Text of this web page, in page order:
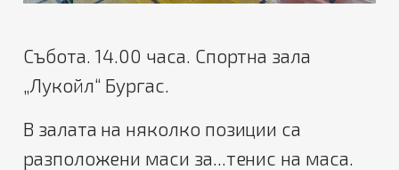
Събота. 14.00 часа. Спортна зала
„Лукойл“ Бургас.
В залата на няколко позиции са
разположени маси за...тенис на маса.